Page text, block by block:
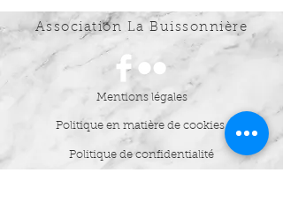
Association La Buissonnière
Mentions légales
Politique en matière de cookies
Politique de confidentialité